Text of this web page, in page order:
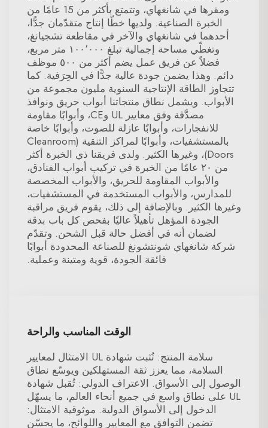
ومقرها في شانغهاي، وتتمتع بأكثر من 15 عامًا من
الخبرة الصناعية. ولديها خطّا إنتاج متقدّمان جدًّا،
أحدهما في شانغهاي والآخر في مقاطعة تشجيانغ،
وتغطّي مساحة إجمالية تبلغ ١٠٠٬٠٠٠ متر مربع،
فضلاً عن فريق عمل يضم أكثر من ٥٠٠ موظف
دائم. وهذا يضمن جودة عالية جدًّا في الحِرَفية. كما
تتجاوز الطاقة الإنتاجية السنوية مليون مجموعة من
الأبواب. ويشمل نطاق منتجاتنا أبواب حريق ونوافذ
مصدَّقة وفق معايير UL وCE، وأبوابًا مقاومة
للانفجارات، وأبوابًا عازلة للصوت، وأبوابًا خاصة
بالمستشفيات، وأبوابًا لمراكز التنقية (Cleanroom
Doors)، وغيرها الكثير. ولدى فريقنا ذي الخبرة أكثر
من ٢٠ عامًا من الخبرة في تركيب أبواب الفنادق،
والأبواب المقاومة للحريق، والأبواب المخصصة
للمدارس، والأبواب المستخدمة في المستشفيات،
وغيرها الكثير. وبالإضافة إلى ذلك، يقوم فريق مراقبة
الجودة المؤهل تأهيلاً عاليًا بفحص كل باب بدقة
لضمان أنه في أفضل حالة قبل الشحن. وتقدّم
شركة شانغهاي شونتشونغ للصناعة المحدودة أبوابًا
فائقة الجودة، قوية ومتينة وعملية.
الوقت المناسب والراحة
سلامة المنتج: تُثبت شهادة UL الامتثال لمعايير
السلامة، مما يعزز ثقة المستهلكين ويوسّع نطاق
الوصول إلى الأسواق. الاعتراف الدولي: تُقبل شهادة
UL على نطاق واسع في جميع أنحاء العالم، ما يسهّل
الدخول إلى الأسواق الدولية. موثوقية الامتثال:
تضمن التوافق مع المعايير واللوائح، ما يحسّن